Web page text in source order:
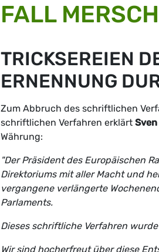
FALL MERSCH
TRICKSEREIEN
ERNENNUNG
Zum Abbruch des schriftlichen
schriftlichen Verfahren erklärt
Währung:
"Der Präsident des Europäischen
Direktoriums mit aller Macht und
vergangene verlängerte
Parlaments.
Dieses schriftliche Verfahren
Wir sind hocherfreut über diese